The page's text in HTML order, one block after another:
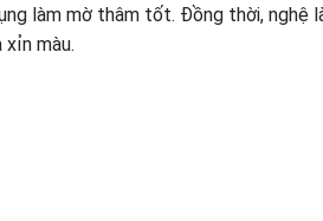
làm mờ thâm tốt. Đồng thời, nghệ
màu.